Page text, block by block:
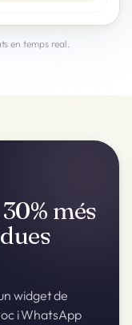
en temps real.
més
widget de
i WhatsApp